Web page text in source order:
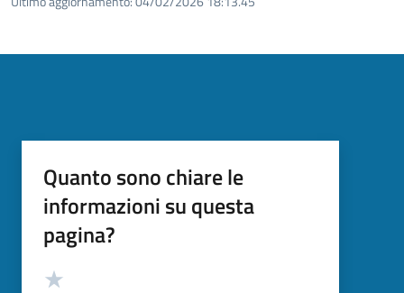
Quanto sono chiare le
informazioni su questa
pagina?
Valutazione